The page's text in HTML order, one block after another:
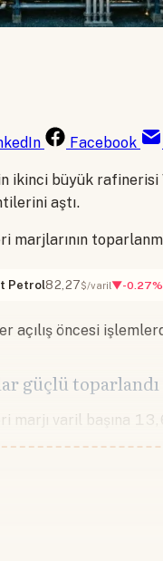
Facebook
ikinci büyük
aştı.
marjlarının
Petrol82,27$/varil▼-0.27%
açılış öncesi
güçlü toparlandı
marjı varil başına